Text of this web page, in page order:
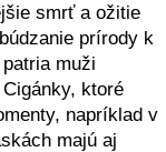
smrť a ožitie
prírody k
muži
ktoré
napríklad v
majú aj